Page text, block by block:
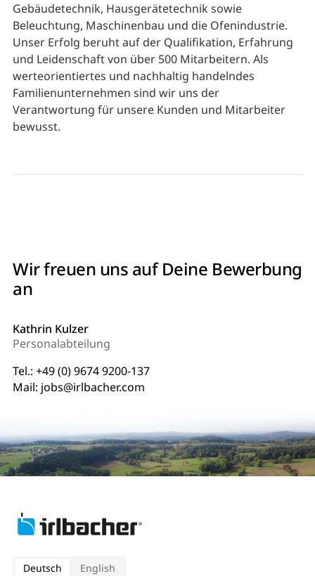
Gebäudetechnik, Hausgerätetechnik sowie
Beleuchtung, Maschinenbau und die Ofenindustrie.
Unser Erfolg beruht auf der Qualifikation, Erfahrung
und Leidenschaft von über 500 Mitarbeitern. Als
werteorientiertes und nachhaltig handelndes
Familienunternehmen sind wir uns der
Verantwortung für unsere Kunden und Mitarbeiter
bewusst.
Wir freuen uns auf Deine Bewerbung
an
Kathrin Kulzer
Personalabteilung
Tel.: +49 (0) 9674 9200-137
Mail: jobs@irlbacher.com
Deutsch English